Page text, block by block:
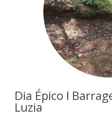
Dia Épico I
Luzia